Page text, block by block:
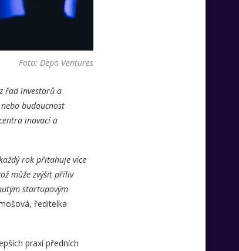
Foto: Depo Ventures
řad investorů a
budoucnost
inovací a
rok přitahuje více
může zvýšit příliv
startupovým
ředitelka
praxí předních